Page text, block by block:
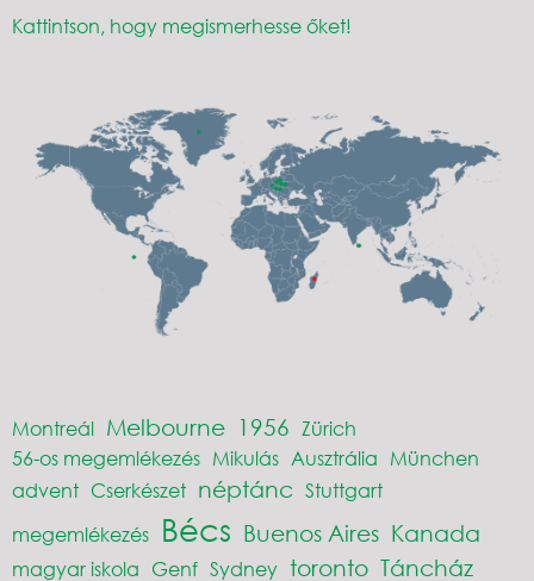
Kattintson, hogy megismerhesse őket!
Montreál Melbourne 1956 Zürich
56-os megemlékezés Mikulás Ausztrália München
advent Cserkészet néptánc Stuttgart
megemlékezés Bécs Buenos Aires Kanada
magyar iskola Genf Sydney toronto Táncház